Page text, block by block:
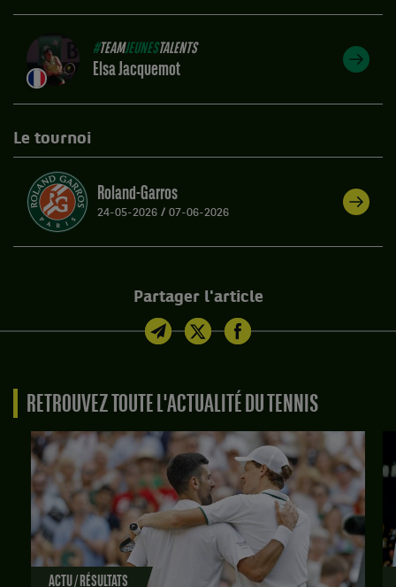
#TEAMJEUNESTALENTS
Elsa Jacquemot
Le tournoi
Roland-Garros
24-05-2026 / 07-06-2026
Partager l'article
RETROUVEZ TOUTE L'ACTUALITÉ DU TENNIS
ACTU / RÉSULTATS